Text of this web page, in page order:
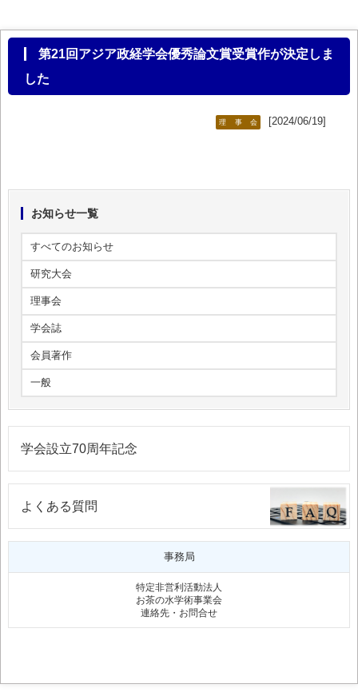
第21回アジア政経学会優秀論文賞受賞作が決定しま
した
理事会 [2024/06/19]
お知らせ一覧
すべてのお知らせ
研究大会
理事会
学会誌
会員著作
一般
学会設立70周年記念
よくある質問
事務局
特定非営利活動法人
お茶の水学術事業会
連絡先・お問合せ